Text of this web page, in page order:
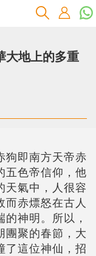
大地上的多重
狗即南方天帝赤
五色帝信仰，他
天氣中，人很容
赤熛怒在古人
神明。所以，
團聚的春節，大
了這位神仙，招